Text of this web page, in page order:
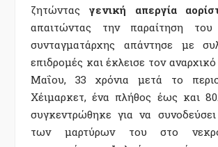
ζητώντας γενική απεργία
απαιτώντας την παραίτηση
συνταγματάρχης απάντησε με
επιδρομές και έκλεισε τον
Μαΐου, 33 χρόνια μετά το
Χέιμαρκετ, ένα πλήθος έως και
συγκεντρώθηκε για να
των μαρτύρων του στο